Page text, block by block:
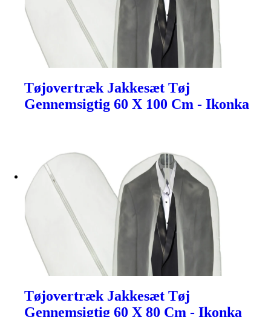
Tøjovertræk Jakkesæt Tøj
Gennemsigtig 60 X 100 Cm - Ikonka
Tøjovertræk Jakkesæt Tøj
Gennemsigtig 60 X 80 Cm - Ikonka